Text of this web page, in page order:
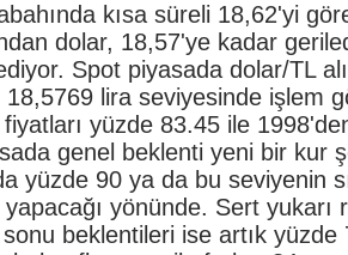
kısa süreli 18,62'yi
dolar, 18,57'ye kadar
Spot piyasada dolar/TL
18,5769 lira seviyesinde işlem
yüzde 83.45 ile
genel beklenti yeni bir kur
yüzde 90 ya da bu seviyenin
yönünde. Sert yukarı
sonu beklentileri ise artık yüzde
İstanbul'u dev
evlere kadar